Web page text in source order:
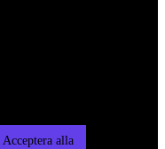
Acceptera alla